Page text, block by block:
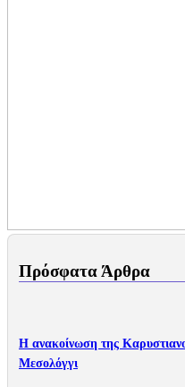
Πρόσφατα Άρθρα
Η ανακοίνωση της
Μεσολόγγι